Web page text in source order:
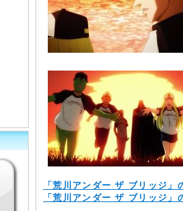
「荒川アンダー ザ ブリッジ」
「荒川アンダー ザ ブリッジ」